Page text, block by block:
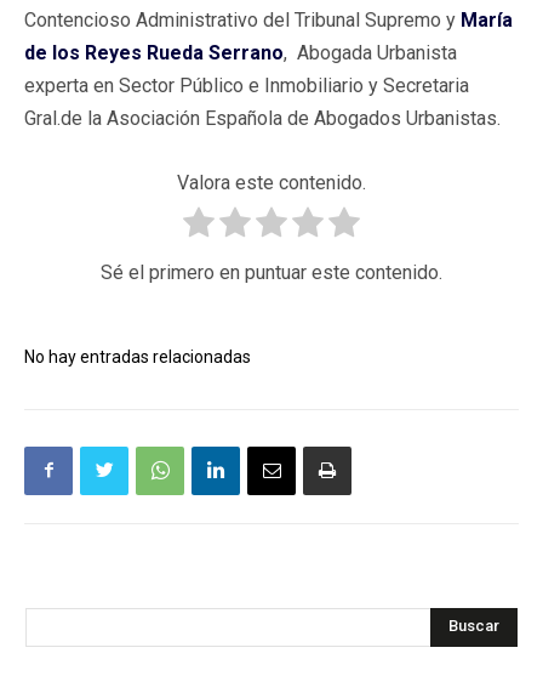
Contencioso Administrativo del Tribunal Supremo y María
de los Reyes Rueda Serrano, Abogada Urbanista
experta en Sector Público e Inmobiliario y Secretaria
Gral.de la Asociación Española de Abogados Urbanistas.
Valora este contenido.
Sé el primero en puntuar este contenido.
No hay entradas relacionadas
Buscar